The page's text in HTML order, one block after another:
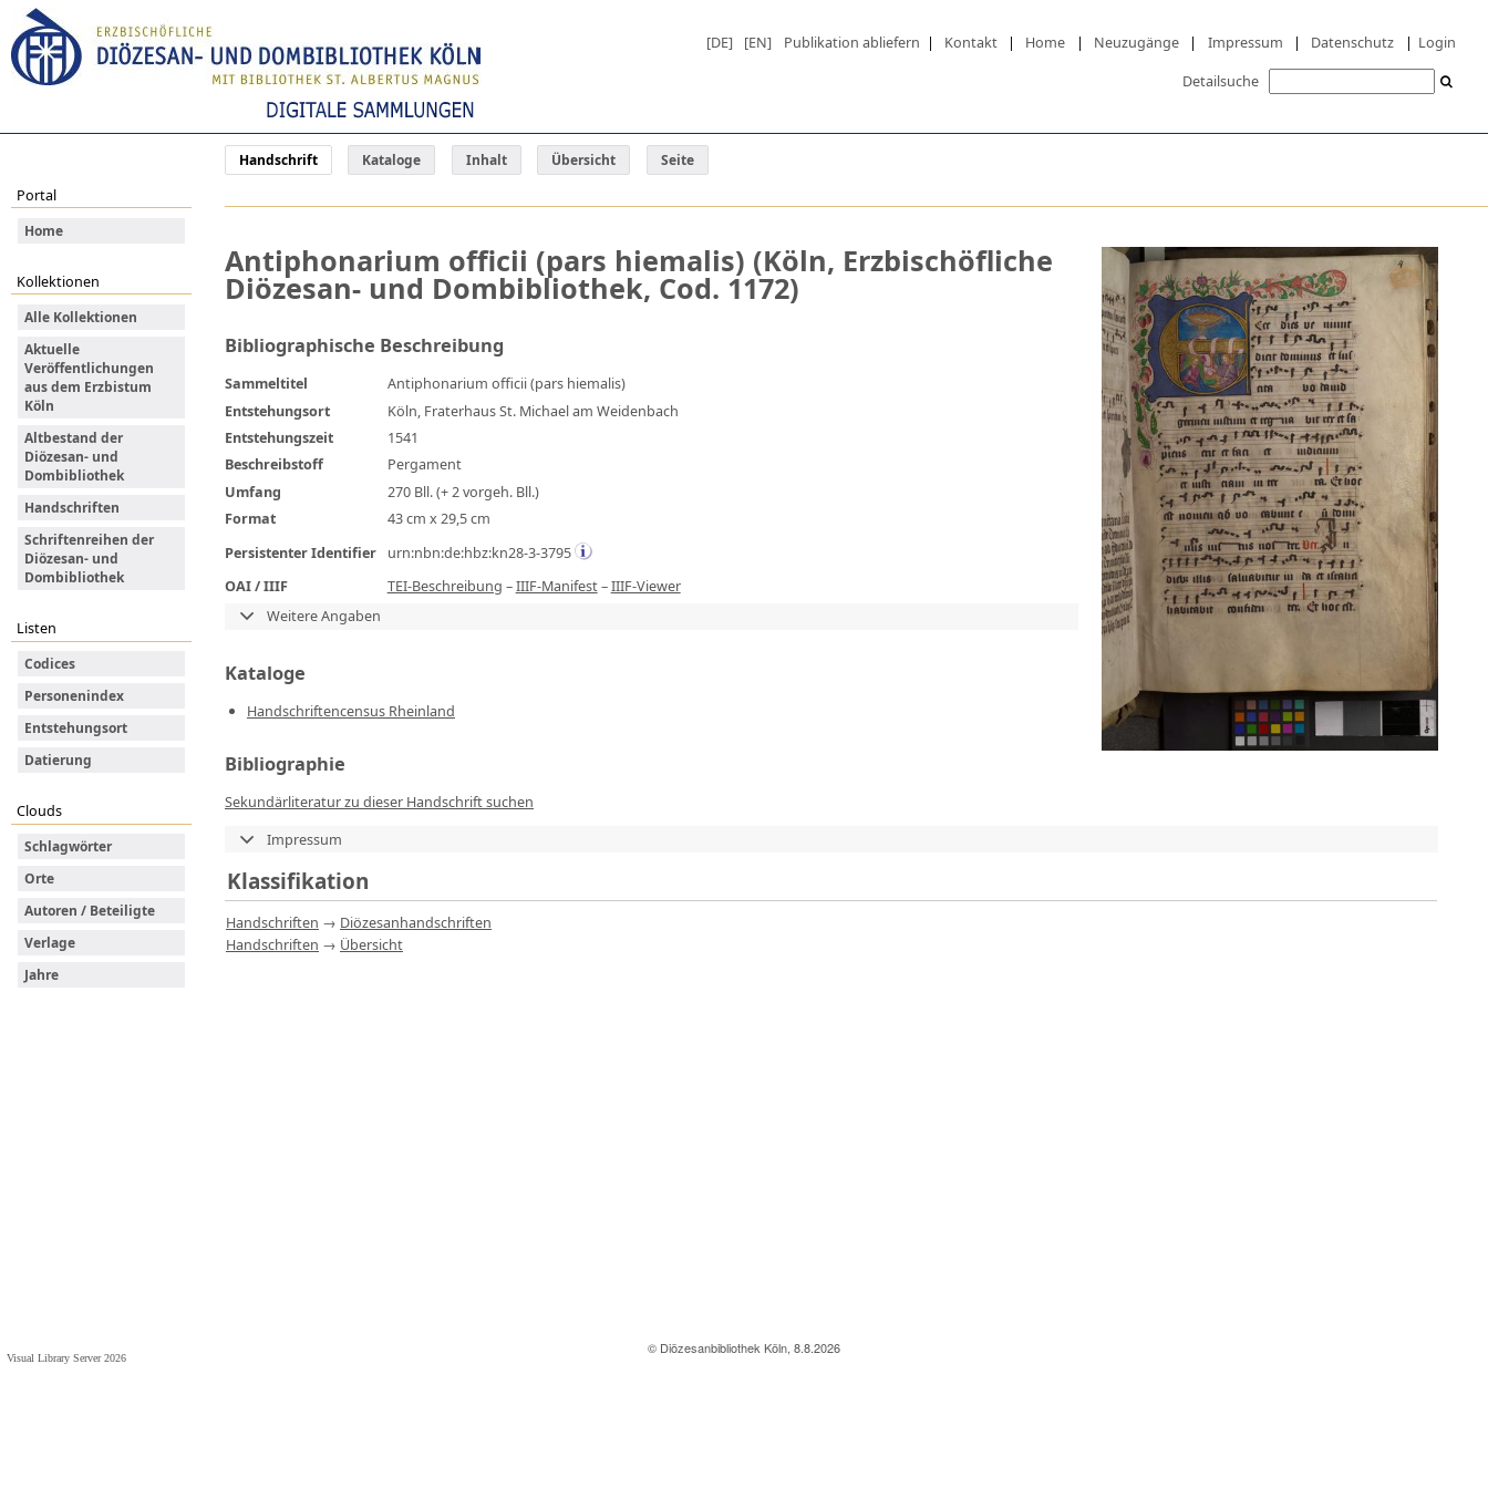
© Diözesanbibliothek Köln, 8.8.2026
Visual Library Server 2026
[DE] [EN] Publikation abliefern | Kontakt | Home | Neuzugänge | Impressum | Datenschutz | Login
Detailsuche
Handschrift Kataloge Inhalt Übersicht Seite
Portal
Home
Kollektionen
Alle Kollektionen
Aktuelle
Veröffentlichungen
aus dem Erzbistum
Köln
Altbestand der
Diözesan- und
Dombibliothek
Handschriften
Schriftenreihen der
Diözesan- und
Dombibliothek
Listen
Codices
Personenindex
Entstehungsort
Datierung
Clouds
Schlagwörter
Orte
Autoren / Beteiligte
Verlage
Jahre
Antiphonarium officii (pars hiemalis) (Köln, Erzbischöfliche
Diözesan- und Dombibliothek, Cod. 1172)
Bibliographische Beschreibung
Sammeltitel
Antiphonarium officii (pars hiemalis)
Entstehungsort
Köln, Fraterhaus St. Michael am Weidenbach
Entstehungszeit
1541
Beschreibstoff
Pergament
Umfang
270 Bll. (+ 2 vorgeh. Bll.)
Format
43 cm x 29,5 cm
Persistenter Identifier
urn:nbn:de:hbz:kn28-3-3795
OAI / IIIF
TEI-Beschreibung –IIIF-Manifest–IIIF-Viewer
Weitere Angaben
Kataloge
Handschriftencensus Rheinland
Bibliographie
Sekundärliteratur zu dieser Handschrift suchen
Impressum
Klassifikation
Handschriften → Diözesanhandschriften
Handschriften → Übersicht